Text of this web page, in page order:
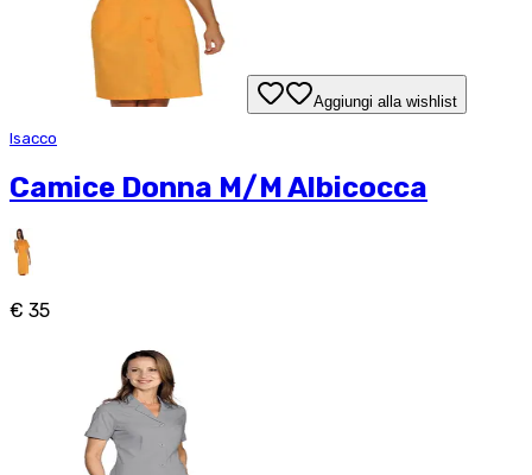
Aggiungi alla wishlist
Isacco
Camice Donna M/M Albicocca
€ 35